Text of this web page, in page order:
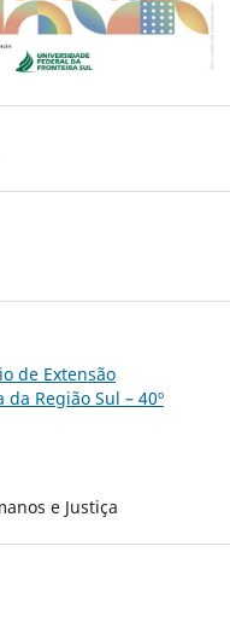
de Extensão
Região Sul – 40º
e Justiça